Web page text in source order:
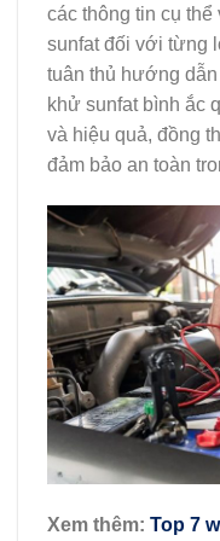
các thông tin cụ
sunfat đối với từng
tuân thủ hướng
khử sunfat bình ắc
và hiệu quả, đồng
đảm bảo an toàn
Xem thêm: Top 7